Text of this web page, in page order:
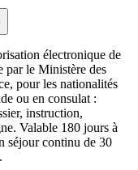
électronique de
par le Ministère des
pour les nationalités
ou en consulat :
instruction,
Valable 180 jours à
séjour continu de 30